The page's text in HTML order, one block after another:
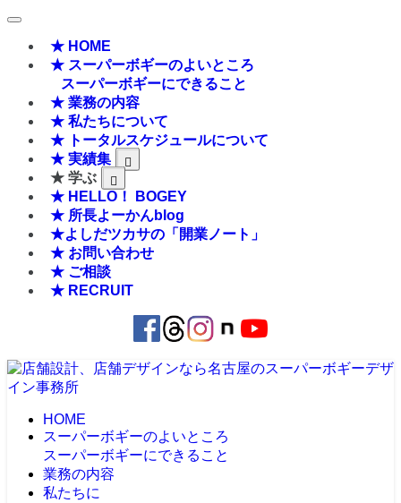
★ HOME
★ スーパーボギーのよいところ
スーパーボギーにできること
★ 業務の内容
★ 私たちについて
★ トータルスケジュールについて
★ 実績集
★ 学ぶ
★ HELLO！ BOGEY
★ 所長よーかんblog
★よしだツカサの「開業ノート」
★ お問い合わせ
★ ご相談
★ RECRUIT
HOME
スーパーボギーのよいところ
スーパーボギーにできること
業務の内容
私たちに